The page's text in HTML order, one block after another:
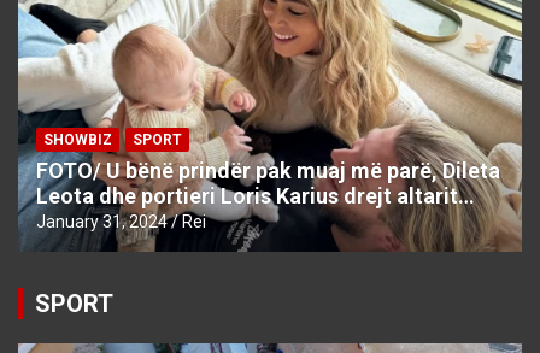
SHOWBIZ SPORT
FOTO/ U bënë prindër pak muaj më parë, Dileta
Leota dhe portieri Loris Karius drejt altarit…
January 31, 2024 Rei
SPORT